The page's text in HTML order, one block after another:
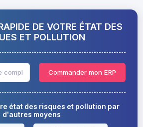
DE VOTRE ÉTAT DES
ET POLLUTION
Commander mon ERP
état des risques et pollution par
d'autres moyens